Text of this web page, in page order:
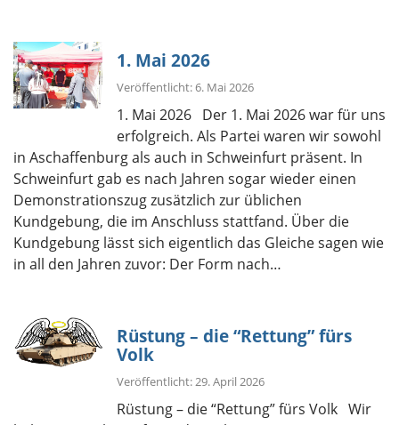
1. Mai 2026
Veröffentlicht: 6. Mai 2026
1. Mai 2026 Der 1. Mai 2026 war für uns
erfolgreich. Als Partei waren wir sowohl
in Aschaffenburg als auch in Schweinfurt präsent. In
Schweinfurt gab es nach Jahren sogar wieder einen
Demonstrationszug zusätzlich zur üblichen
Kundgebung, die im Anschluss stattfand. Über die
Kundgebung lässt sich eigentlich das Gleiche sagen wie
in all den Jahren zuvor: Der Form nach…
Rüstung – die “Rettung” fürs
Volk
Veröffentlicht: 29. April 2026
Rüstung – die “Rettung” fürs Volk Wir